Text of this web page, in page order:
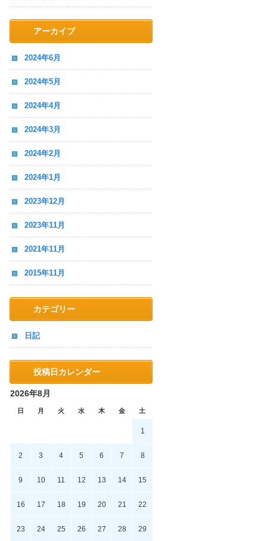
アーカイブ
2024年6月
2024年5月
2024年4月
2024年3月
2024年2月
2024年1月
2023年12月
2023年11月
2021年11月
2015年11月
カテゴリー
日記
投稿日カレンダー
2026年8月
日 月 火 水 木 金 土
1
2 3 4 5 6 7 8
9 10 11 12 13 14 15
16 17 18 19 20 21 22
23 24 25 26 27 28 29